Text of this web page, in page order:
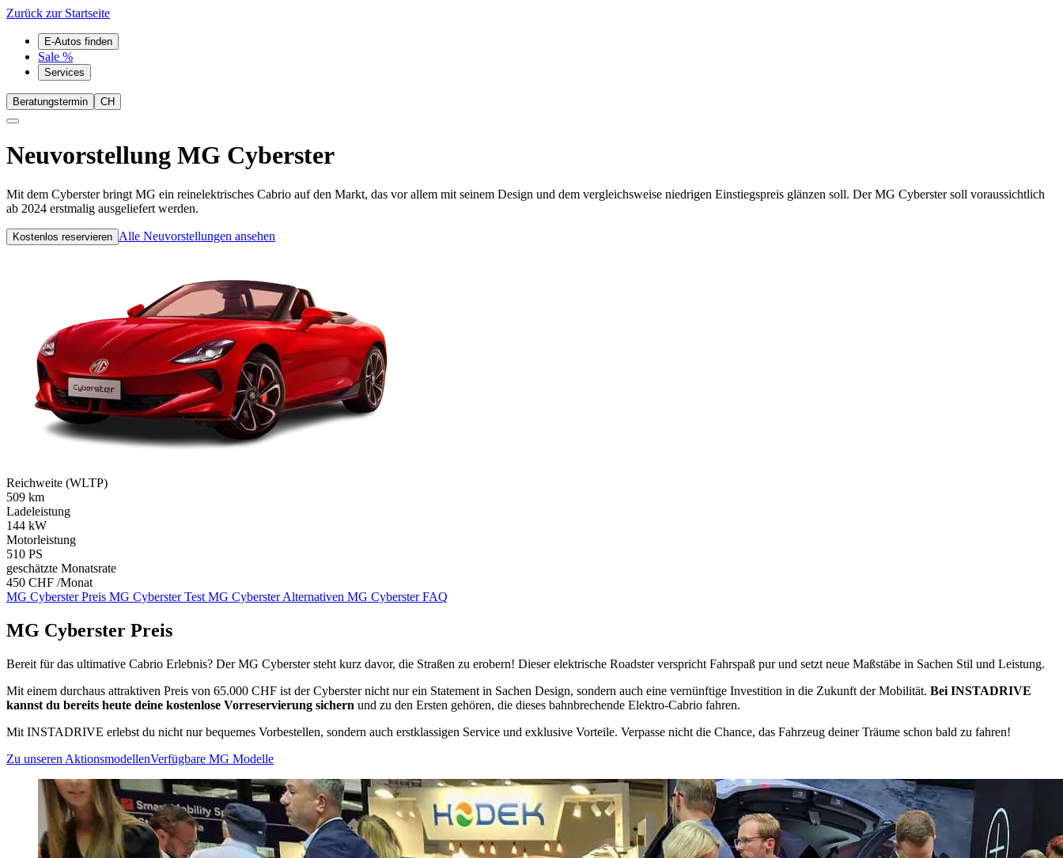
Zurück zur Startseite
E-Autos finden
Sale %
Services
Beratungstermin CH
Neuvorstellung MG Cyberster
Mit dem Cyberster bringt MG ein reinelektrisches Cabrio auf den Markt, das vor allem mit seinem Design und dem vergleichsweise niedrigen Einstiegspreis glänzen soll. Der MG Cyberster soll voraussichtlich
ab 2024 erstmalig ausgeliefert werden.
Kostenlos reservieren Alle Neuvorstellungen ansehen
Reichweite (WLTP)
509 km
Ladeleistung
144 kW
Motorleistung
510 PS
geschätzte Monatsrate
450 CHF /Monat
MG Cyberster Preis MG Cyberster Test MG Cyberster Alternativen MG Cyberster FAQ
MG Cyberster Preis
Bereit für das ultimative Cabrio Erlebnis? Der MG Cyberster steht kurz davor, die Straßen zu erobern! Dieser elektrische Roadster verspricht Fahrspaß pur und setzt neue Maßstäbe in Sachen Stil und Leistung.
Mit einem durchaus attraktiven Preis von 65.000 CHF ist der Cyberster nicht nur ein Statement in Sachen Design, sondern auch eine vernünftige Investition in die Zukunft der Mobilität. Bei INSTADRIVE
kannst du bereits heute deine kostenlose Vorreservierung sichern und zu den Ersten gehören, die dieses bahnbrechende Elektro-Cabrio fahren.
Mit INSTADRIVE erlebst du nicht nur bequemes Vorbestellen, sondern auch erstklassigen Service und exklusive Vorteile. Verpasse nicht die Chance, das Fahrzeug deiner Träume schon bald zu fahren!
Zu unseren AktionsmodellenVerfügbare MG Modelle